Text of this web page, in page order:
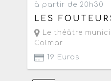
à partir de 20h30
LES
Le théâtre
Colmar
19 Euros